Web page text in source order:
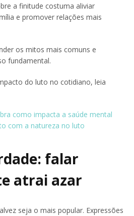
a finitude costuma aliviar
e promover relações mais
os mitos mais comuns e
fundamental.
do luto no cotidiano, leia
como impacta a saúde mental
com a natureza no luto
falar
atrai azar
seja o mais popular. Expressões